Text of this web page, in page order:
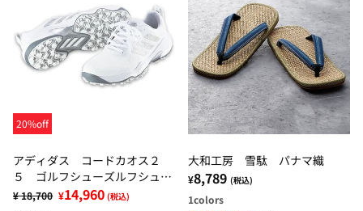
20%off
アディダス コードカオス２
５ ゴルフシューズルフシュー
ズ
¥ 18,700 ¥14,960 (税込)
大和工房 雪駄 パナマ織
¥8,789 (税込)
1colors